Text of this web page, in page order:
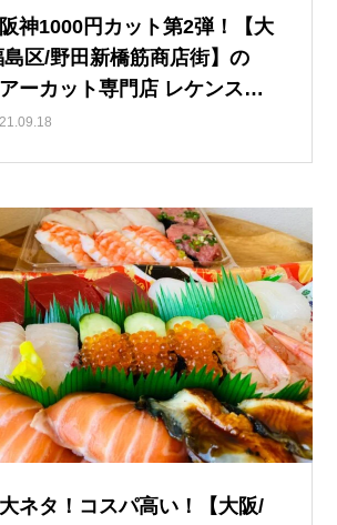
神1000円カット第2弾！【大
島区/野田新橋筋商店街】の
アーカット専門店 レケンス」
クにカット！
ネタ！コスパ高い！【大阪/